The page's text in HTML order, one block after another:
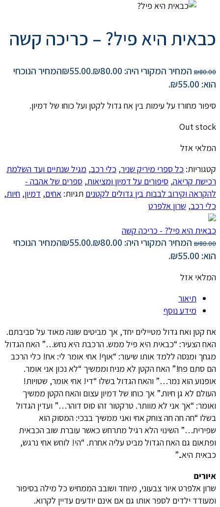
כבאית היא פיל? – כריכה קשה
₪80.00 המחיר המקורי היה: ₪80.00. ₪55.00
המחיר הנוכחי
הוא: ₪55.00.
סיפור מחורז על עימות בין אח גדול לקטן ועל כוחו של דמיון.
Out stock
המלאי אזל
קטגוריות: כל ספרי מיריק שניר, כלי רכב, מגיל שנתיים ועד השלמת
רכישת קריאה, סיפורים על דמיון ומציאות, ספרים של אהבה -
להקראה וקירוב לבבות בין גדולים לקטנים תגיות: אחים, דמיון, חיות,
כלי רכב, שרון אלפרט
כבאית היא פיל? - כריכה קשה
₪80.00 המחיר המקורי היה: ₪80.00. ₪55.00
המחיר הנוכחי
הוא: ₪55.00.
המלאי אזל
תיאור
מידע נוסף
אח קטן ואח גדול מטיילים יחד, אך מביטים שונה מאוד על סביבתם.
האח הצעיר: “כבאית היא פיל ממש. הרכבת היא נחש…” האח הגדול
מגחך ומנסה ללמד אותו שיעור: “אוף! אחי אומר לי: אח! כלי הרכב
הם סתם פח!” האח הקטן לא מניח וממשיך “לא נכון אני אומר.
אופנוע הוא נמר…” והאח הגדול בשלו “די! אחי אומר, שטויות!
העולם לא גן חיות.” אך כוחו של דמיון עצום והאח הקטן ממשיך
ואומר: “אך אני לא מוותר. טרקטור זהו סוס דוהר…” ועדין הגדול
בשלו “חה חה חה צוחק אחי ואני ממשיך בבכי: המסוק הוא
שפירית…” השינוי הלא רגיל מתרחש כאשר עוברת שוב הכבאית
ופתאום גם האח הגדול מביט עליה אחרת. “הי! לוחש אחי נרגש,
כבאית היא..”
איורים
שרון אלפרט איור צבעוני, מיוחד ושובב הממחיש כל מילה בסיפור
ומעודד ילדים לספר אותו גם אם אינם יודעים עדיין לקרוא.